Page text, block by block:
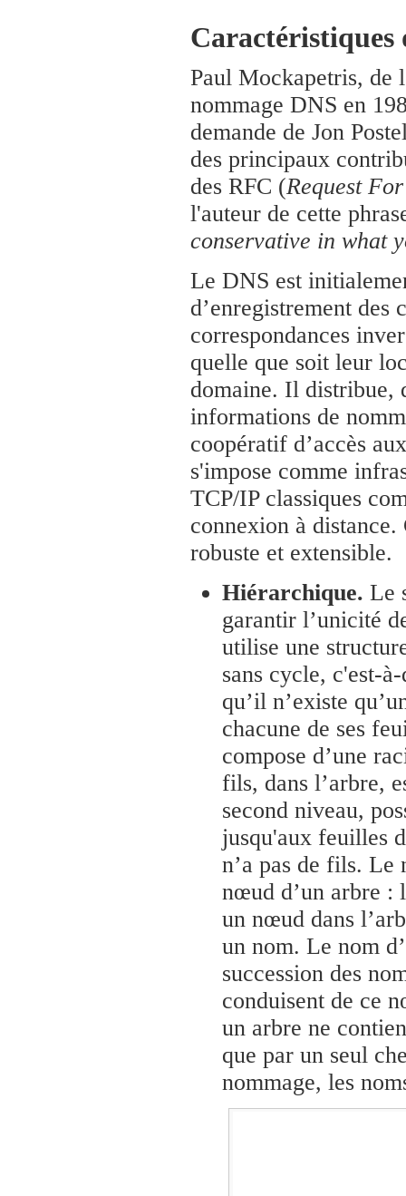
Caractéristiques
Paul Mockapetris, de
nommage DNS en
demande de Jon
des principaux
des RFC (Request
l'auteur de cette
conservative in what
Le DNS est
d’enregistrement des
correspondances
quelle que soit leur
domaine. Il distribue,
informations de
coopératif d’accès
s'impose comme
TCP/IP classiques
connexion à
robuste et extensible.
Hiérarchique. Le
garantir l’unicité
utilise une
sans cycle, c'est-
qu’il n’existe
chacune de ses
compose d’une
fils, dans l’arbre,
second niveau,
jusqu'aux feuilles
n’a pas de fils. Le
nœud d’un arbre :
un nœud dans
un nom. Le nom
succession des
conduisent de ce
un arbre ne
que par un seul
nommage, les